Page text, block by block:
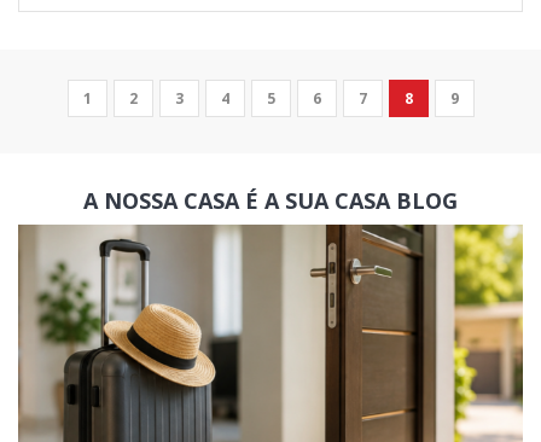
1 2 3 4 5 6 7 8 9
A NOSSA CASA É A SUA CASA BLOG